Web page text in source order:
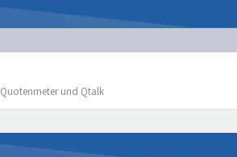
Quotenmeter und Qtalk